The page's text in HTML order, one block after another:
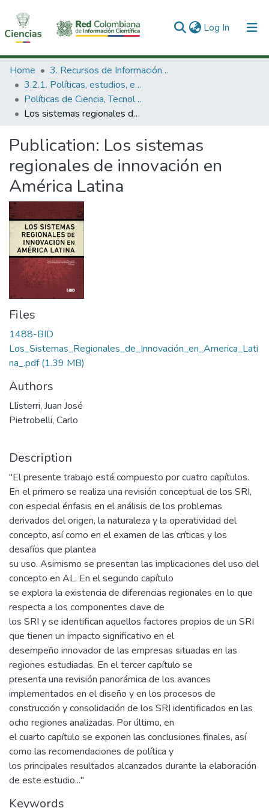
Log In (current)
Communities & Collections
All of DSpace
Statistics
Home
3. Recursos de Información Científica y Tecnológica
3.2.1. Políticas, estudios, evaluaciones e indicadores de CTeI
Políticas de Ciencia, Tecnología e Innovación
Los sistemas regionales de innovación en América Latina
Publication: Los sistemas
regionales de innovación en
América Latina
Files
1488-BID
Los_Sistemas_Regionales_de_Innovación_en_America_Lati
na_.pdf(1.39 MB)
Authors
Llisterri, Juan José
Pietrobelli, Carlo
Description
"El presente trabajo está compuesto por cuatro capítulos.
En el primero se realiza una revisión conceptual de los SRI,
con especial énfasis en el análisis de los problemas
derivados del origen, la naturaleza y la operatividad del
concepto, así como en el examen de las críticas y los
desafíos que plantea
su uso. Asimismo se presentan las implicaciones del uso del
concepto en AL. En el segundo capítulo
se explora la existencia de diferencias regionales en lo que
respecta a los componentes clave de
los SRI y se identifican aquellos factores propios de un SRI
que tienen un impacto significativo en el
desempeño innovador de las empresas situadas en las
regiones estudiadas. En el tercer capítulo se
presenta una revisión panorámica de los avances
implementados en el diseño y en los procesos de
construcción y consolidación de los SRI identificados en las
ocho regiones analizadas. Por último, en
el cuarto capítulo se exponen las conclusiones finales, así
como las recomendaciones de política y
los principales resultados alcanzados durante la elaboración
de este estudio..."
Keywords